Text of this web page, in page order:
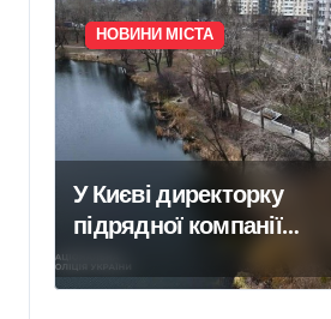
НОВИНИ МІСТА
У Києві директорку
підрядної компанії
збитки під час ремонту